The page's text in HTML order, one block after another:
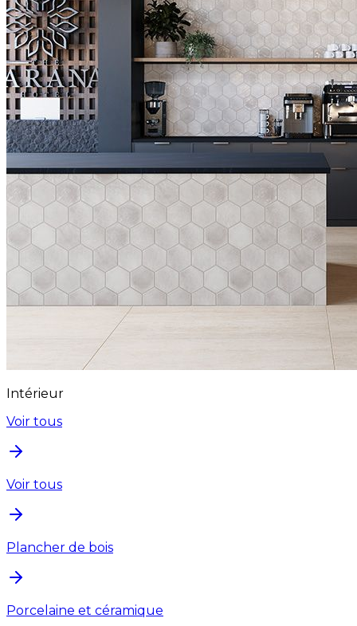
Intérieur
Voir tous
Voir tous
Plancher de bois
Porcelaine et céramique